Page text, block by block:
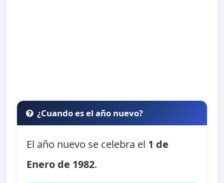
¿Cuando es el año nuevo?
El año nuevo se celebra el 1 de
Enero de 1982.